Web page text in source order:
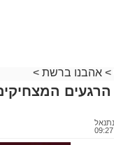
> אהבנו ברשת >
המצחיקים